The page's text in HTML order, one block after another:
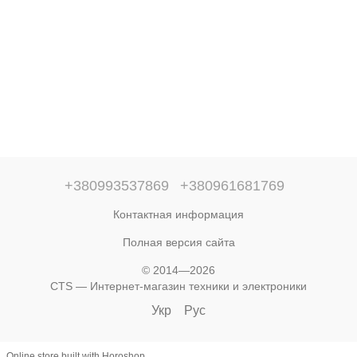
+380993537869 +380961681769
Контактная информация
Полная версия сайта
© 2014—2026
CTS — Интернет-магазин техники и электроники
Укр Рус